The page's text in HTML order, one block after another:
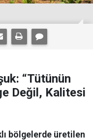
“Tütünün
Değil, Kalitesi
bölgelerde üretilen